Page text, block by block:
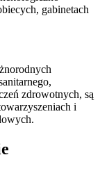
gabinetach
zdrowotnych, są
i